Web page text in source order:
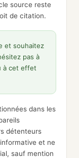
source reste
de citation.
et souhaitez
pas à
à cet effet
dans les
détenteurs
et ne
sauf mention